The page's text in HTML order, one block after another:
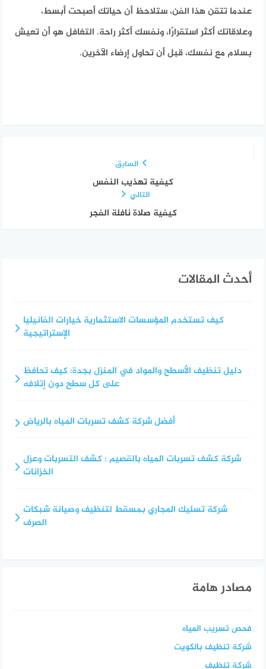
عندما تتقن هذا الفن، ستلاحظ أن حياتك أصبحت أبسط،
وعلاقاتك أكثر استقرارًا، ونفسك أكثر راحة. التغافل هو أن تعيش
بسلام مع نفسك، قبل أن تحاول إرضاء الآخرين.
السابق
كيفية تهذيب النفس
التالي
كيفية صلاة نافلة الفجر
أحدث المقالات
كيف تستخدم المؤسسات الاستثمارية خيارات الفانيليا
الإستراتيجية
دليل تنظيف الأسطح والمواد في المنزل بجدة: كيف تحافظ
على كل سطح دون إتلافه
أفضل شركة كشف تسربات المياه بالرياض
شركة كشف تسربات المياه بالقصيم : كشف التسربات وعزل
الخزانات
شركة تسليك المجاري بمسقط لتنظيف وصيانة شبكات
الصرف
مصادر هامة
فحص تسريب المياه
شركة تنظيف بالكويت
شركة تنظيف